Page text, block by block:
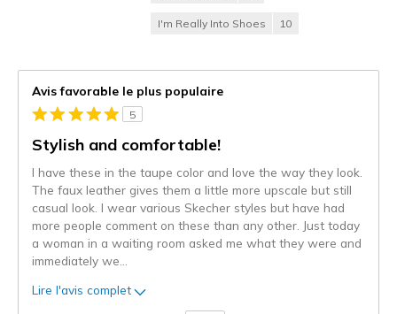
I'm Really Into Shoes 10
Avis favorable le plus populaire
5
Stylish and comfortable!
I have these in the taupe color and love the way they look.
The faux leather gives them a little more upscale but still
casual look. I wear various Skecher styles but have had
more people comment on these than any other. Just today
a woman in a waiting room asked me what they were and
immediately we
Lire l'avis complet